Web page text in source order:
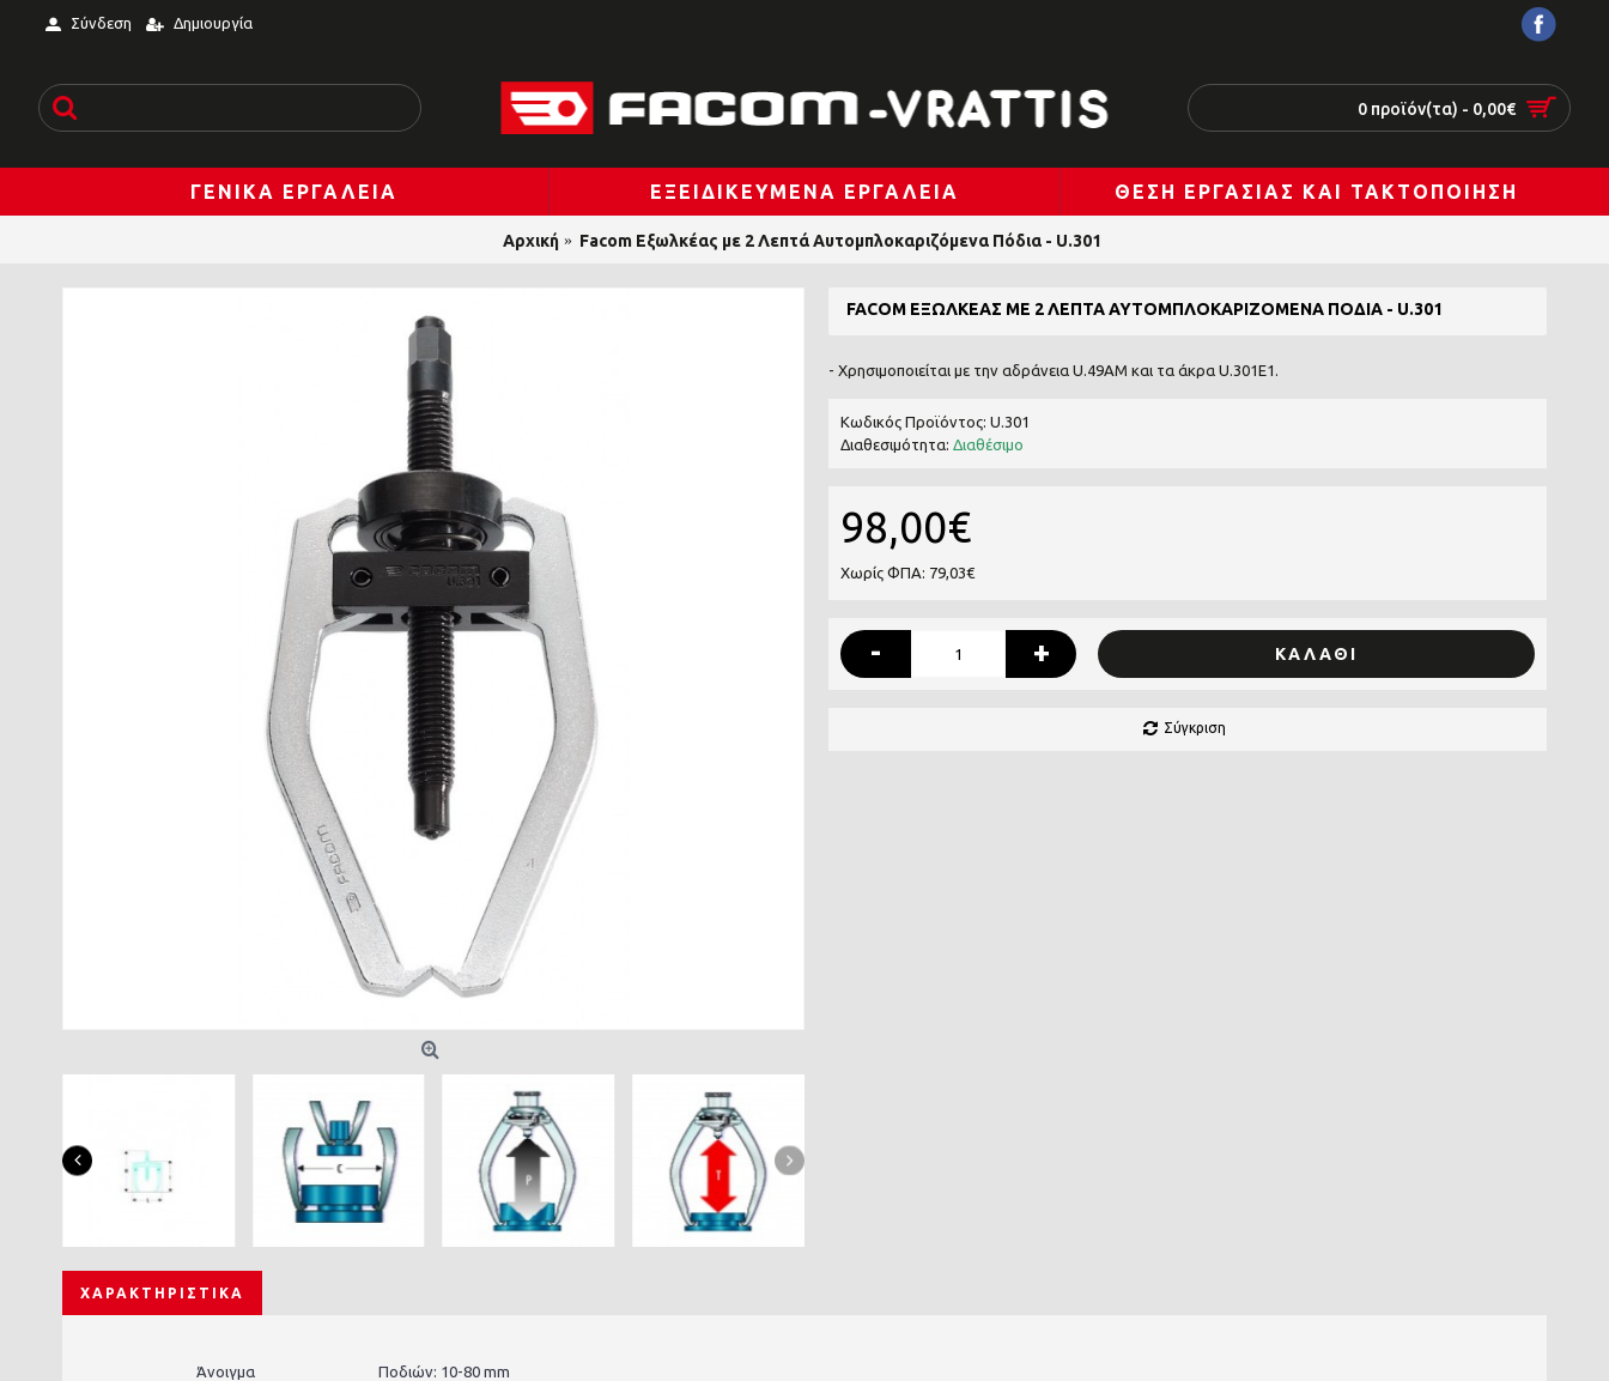
Σύνδεση Δημιουργία
0 προϊόν(τα) - 0,00€
ΓΕΝΙΚΆ ΕΡΓΑΛΕΊΑ ΕΞΕΙΔΙΚΕΥΜΈΝΑ ΕΡΓΑΛΕΊΑ ΘΈΣΗ ΕΡΓΑΣΊΑΣ ΚΑΙ ΤΑΚΤΟΠΟΊΗΣΗ
Αρχική Facom Εξωλκέας με 2 Λεπτά Αυτομπλοκαριζόμενα Πόδια - U.301
FACOM ΕΞΩΛΚΈΑΣ ΜΕ 2 ΛΕΠΤΆ ΑΥΤΟΜΠΛΟΚΑΡΙΖΌΜΕΝΑ ΠΌΔΙΑ - U.301
- Χρησιμοποιείται με την αδράνεια U.49AM και τα άκρα U.301E1.
Κωδικός Προϊόντος: U.301
Διαθεσιμότητα: Διαθέσιμο
98,00€
Χωρίς ΦΠΑ: 79,03€
- + ΚΑΛΆΘΙ
Σύγκριση
ΧΑΡΑΚΤΗΡΙΣΤΙΚΆ
Άνοιγμα Ποδιών: 10-80 mm